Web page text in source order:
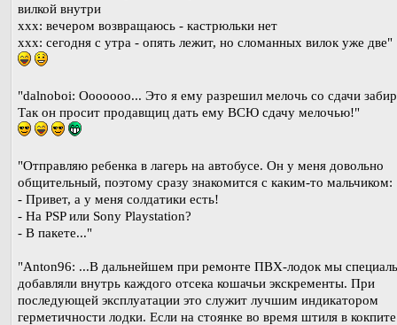
вилкой внутри
xxx: вечером возвращаюсь - кастрюльки нет
xxx: сегодня с утра - опять лежит, но сломанных вилок уже две"
"dalnoboi: Ооооооо... Это я ему разрешил мелочь со сдачи
Так он просит продавщиц дать ему ВСЮ сдачу мелочью!"
"Отправляю ребенка в лагерь на автобусе. Он у меня довольно
общительный, поэтому сразу знакомится с каким-то мальчиком:
- Привет, а у меня солдатики есть!
- На PSP или Sony Playstation?
- В пакете..."
"Anton96: ...В дальнейшем при ремонте ПВХ-лодок мы
добавляли внутрь каждого отсека кошачьи экскременты. При
последующей эксплуатации это служит лучшим индикатором
герметичности лодки. Если на стоянке во время штиля в